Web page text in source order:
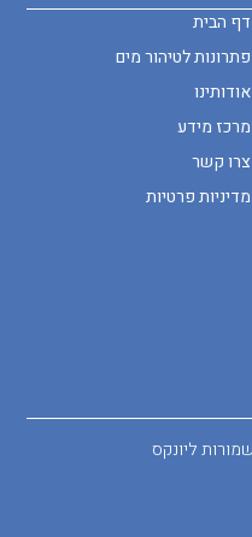
דף הבית
פתרונות לטיהור מים
אודותינו
מרכז מידע
צרו קשר
מדיניות פרטיות